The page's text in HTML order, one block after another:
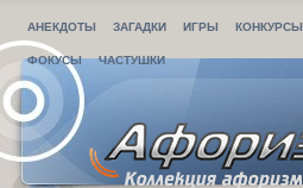
АНЕКДОТЫ ЗАГАДКИ ИГРЫ КОНКУРСЫ
ФОКУСЫ ЧАСТУШКИ